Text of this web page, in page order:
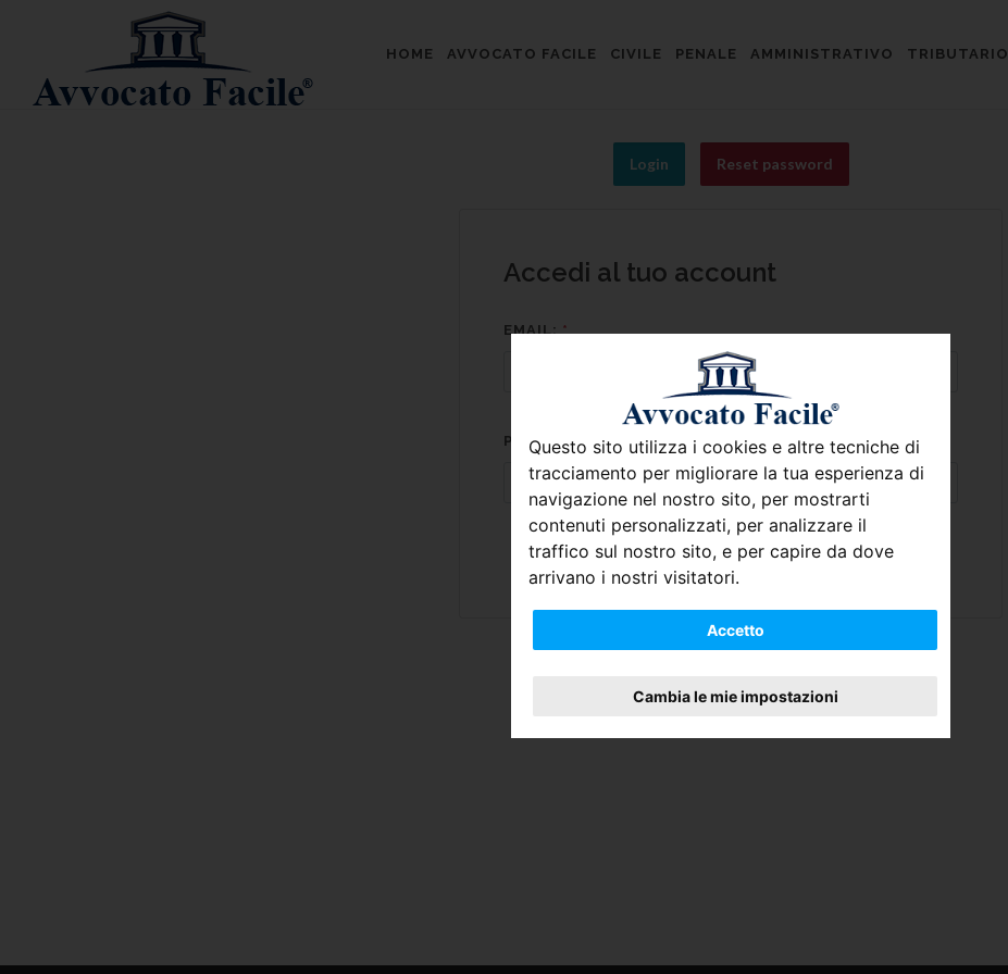
Questo sito utilizza i cookies e altre tecniche di
tracciamento per migliorare la tua esperienza di
navigazione nel nostro sito, per mostrarti
contenuti personalizzati, per analizzare il
traffico sul nostro sito, e per capire da dove
arrivano i nostri visitatori.
Accetto
Cambia le mie impostazioni
HOME AVVOCATO FACILE CIVILE PENALE AMMINISTRATIVO TRIBUTARIO
Login Reset password
Accedi al tuo account
EMAIL:*
PASSWORD:*
LOGIN